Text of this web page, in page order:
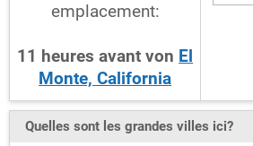
emplacement:
11 heures avant von El
Monte, California
Quelles sont les grandes villes ici?